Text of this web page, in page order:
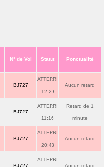
N° de Vol Statut Ponctualité
BJ727
ATTERRI
12:29
Aucun retard
BJ727
ATTERRI
11:16
Retard de 1
minute
BJ727
ATTERRI
20:43
Aucun retard
BJ727
ATTERRI
Aucun retard